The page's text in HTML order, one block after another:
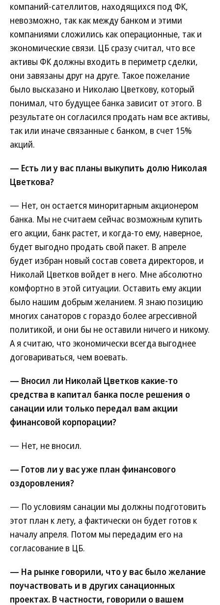
компаний-сателлитов, находящихся под ФК,
невозможно, так как между банком и этими
компаниями сложились как операционные, так и
экономические связи. ЦБ сразу считал, что все
активы ФК должны входить в периметр сделки,
они завязаны друг на друге. Такое пожелание
было высказано и Николаю Цветкову, который
понимал, что будущее банка зависит от этого. В
результате он согласился продать нам все активы,
так или иначе связанные с банком, в счет 15%
акций.
— Есть ли у вас планы выкупить долю Николая
Цветкова?
— Нет, он остается миноритарным акционером
банка. Мы не считаем сейчас возможным купить
его акции, банк растет, и когда-то ему, наверное,
будет выгодно продать свой пакет. В апреле
будет избран новый состав совета директоров, и
Николай Цветков войдет в него. Мне абсолютно
комфортно в этой ситуации. Оставить ему акции
было нашим добрым желанием. Я знаю позицию
многих санаторов с гораздо более агрессивной
политикой, и они бы не оставили ничего и никому.
А я считаю, что экономически всегда выгоднее
договариваться, чем воевать.
— Вносил ли Николай Цветков какие-то
средства в капитал банка после решения о
санации или только передал вам акции
финансовой корпорации?
— Нет, не вносил.
— Готов ли у вас уже план финансового
оздоровления?
— По условиям санации мы должны подготовить
этот план к лету, а фактически он будет готов к
началу апреля. Потом мы передадим его на
согласование в ЦБ.
— На рынке говорили, что у вас было желание
поучаствовать и в других санационных
проектах. В частности, говорили о вашем